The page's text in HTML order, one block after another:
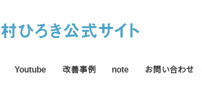
Youtube 改善事例 note お問い合わせ